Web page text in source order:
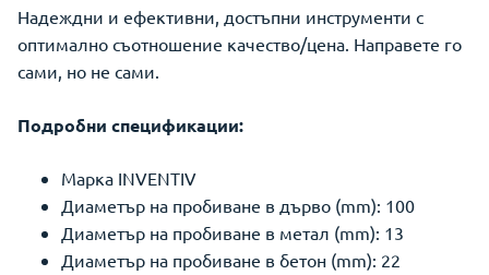
Надеждни и ефективни, достъпни инструменти с
оптимално съотношение качество/цена. Направете го
сами, но не сами.
Подробни спецификации:
Марка INVENTIV
Диаметър на пробиване в дърво (mm): 100
Диаметър на пробиване в метал (mm): 13
Диаметър на пробиване в бетон (mm): 22